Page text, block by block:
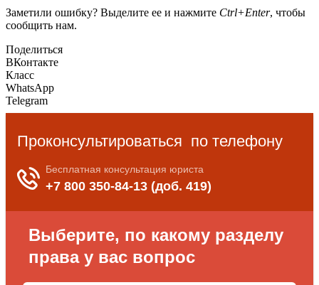
Заметили ошибку? Выделите ее и нажмите Ctrl+Enter, чтобы
сообщить нам.
Поделиться
ВКонтакте
Класс
WhatsApp
Telegram